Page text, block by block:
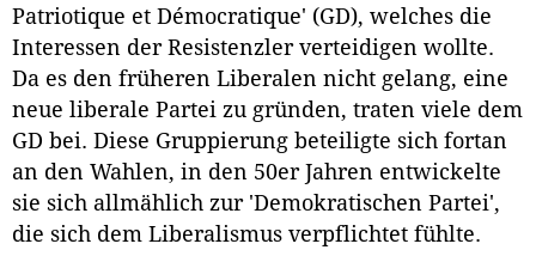
Patriotique et Démocratique' (GD), welches die
Interessen der Resistenzler verteidigen wollte.
Da es den früheren Liberalen nicht gelang, eine
neue liberale Partei zu gründen, traten viele dem
GD bei. Diese Gruppierung beteiligte sich fortan
an den Wahlen, in den 50er Jahren entwickelte
sie sich allmählich zur 'Demokratischen Partei',
die sich dem Liberalismus verpflichtet fühlte.